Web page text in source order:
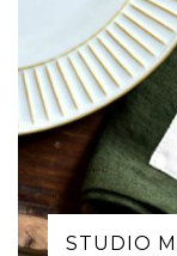
STUDIO